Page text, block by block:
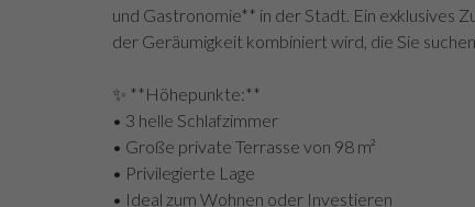
und Gastronomie** in der Stadt. Ein exklusives
der Geräumigkeit kombiniert wird, die Sie
✨ **Höhepunkte:**
• 3 helle Schlafzimmer
• Große private Terrasse von 98 m²
• Privilegierte Lage
• Ideal zum Wohnen oder Investieren